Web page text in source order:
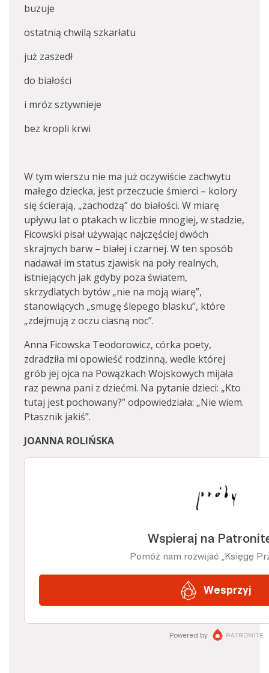
buzuje
ostatnią chwilą szkarłatu
już zaszedł
do białości
i mróz sztywnieje
bez kropli krwi
W tym wierszu nie ma już oczywiście zachwytu
małego dziecka, jest przeczucie śmierci – kolory
się ścierają, „zachodzą” do białości. W miarę
upływu lat o ptakach w liczbie mnogiej, w stadzie,
Ficowski pisał używając najczęściej dwóch
skrajnych barw – białej i czarnej. W ten sposób
nadawał im status zjawisk na poły realnych,
istniejących jak gdyby poza światem,
skrzydlatych bytów „nie na moją wiarę”,
stanowiących „smugę ślepego blasku”, które
„zdejmują z oczu ciasną noc”.
Anna Ficowska Teodorowicz, córka poety,
zdradziła mi opowieść rodzinną, wedle której
grób jej ojca na Powązkach Wojskowych mijała
raz pewna pani z dziećmi. Na pytanie dzieci: „Kto
tutaj jest pochowany?” odpowiedziała: „Nie wiem.
Ptasznik jakiś”.
JOANNA ROLIŃSKA